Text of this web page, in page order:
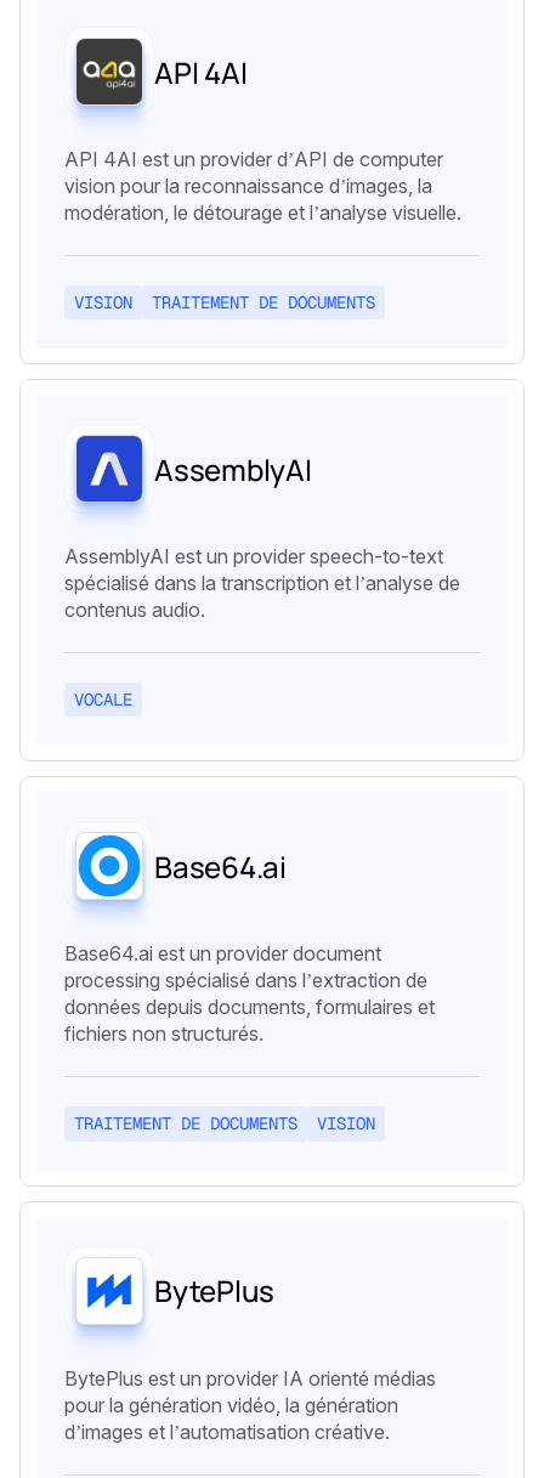
API 4AI
API 4AI est un provider d’API de computer
vision pour la reconnaissance d’images, la
modération, le détourage et l’analyse visuelle.
VISION TRAITEMENT DE DOCUMENTS
AssemblyAI
AssemblyAI est un provider speech-to-text
spécialisé dans la transcription et l’analyse de
contenus audio.
VOCALE
Base64.ai
Base64.ai est un provider document
processing spécialisé dans l’extraction de
données depuis documents, formulaires et
fichiers non structurés.
TRAITEMENT DE DOCUMENTS VISION
BytePlus
BytePlus est un provider IA orienté médias
pour la génération vidéo, la génération
d’images et l’automatisation créative.